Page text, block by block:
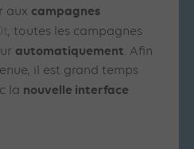
aux campagnes
, toutes les campagnes
automatiquement. Afin
il est grand temps
la nouvelle interface